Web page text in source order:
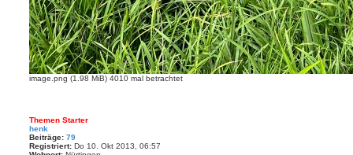
image.png (1.98 MiB) 4010 mal betrachtet
Themen Starter
henk
Beiträge: 79
Registriert: Do 10. Okt 2013, 06:57